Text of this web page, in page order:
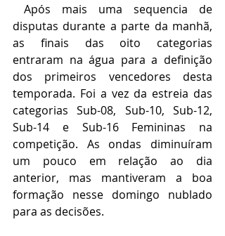
Após mais uma sequencia de
disputas durante a parte da manhã,
as finais das oito categorias
entraram na água para a definição
dos primeiros vencedores desta
temporada. Foi a vez da estreia das
categorias Sub-08, Sub-10, Sub-12,
Sub-14 e Sub-16 Femininas na
competição. As ondas diminuíram
um pouco em relação ao dia
anterior, mas mantiveram a boa
formação nesse domingo nublado
para as decisões.